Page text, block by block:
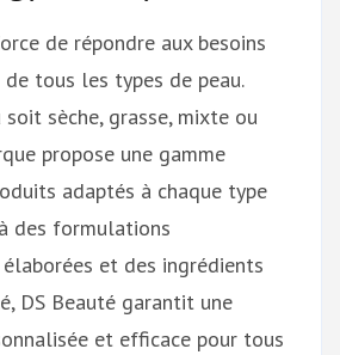
de répondre aux besoins
tous les types de peau.
sèche, grasse, mixte ou
propose une gamme
adaptés à chaque type
des formulations
et des ingrédients
DS Beauté garantit une
et efficace pour tous